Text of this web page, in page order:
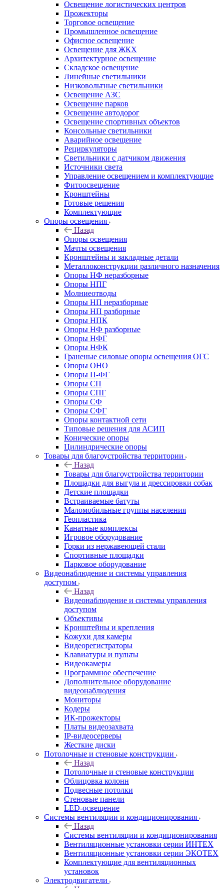
Освещение логистических центров
Прожекторы
Торговое освещение
Промышленное освещение
Офисное освещение
Освещение для ЖКХ
Архитектурное освещение
Складское освещение
Линейные светильники
Низковольтные светильники
Освещение АЗС
Освещение парков
Освещение автодорог
Освещение спортивных объектов
Консольные светильники
Аварийное освещение
Рециркуляторы
Светильники с датчиком движения
Источники света
Управление освещением и комплектующие
Фитоосвещение
Кронштейны
Готовые решения
Комплектующие
Опоры освещения
Назад
Опоры освещения
Мачты освещения
Кронштейны и закладные детали
Металлоконструкции различного назначения
Опоры НФ неразборные
Опоры НПГ
Молниеотводы
Опоры НП неразборные
Опоры НП разборные
Опоры НПК
Опоры НФ разборные
Опоры НФГ
Опоры НФК
Граненые силовые опоры освещения ОГС
Опоры ОНО
Опоры П-ФГ
Опоры СП
Опоры СПГ
Опоры СФ
Опоры СФГ
Опоры контактной сети
Типовые решения для АСИП
Конические опоры
Цилиндрические опоры
Товары для благоустройства территории
Назад
Товары для благоустройства территории
Площадки для выгула и дрессировки собак
Детские площадки
Встраиваемые батуты
Маломобильные группы населения
Геопластика
Канатные комплексы
Игровое оборудование
Горки из нержавеющей стали
Спортивные площадки
Парковое оборудование
Видеонаблюдение и системы управления
доступом
Назад
Видеонаблюдение и системы управления
доступом
Объективы
Кронштейны и крепления
Кожухи для камеры
Видеорегистраторы
Клавиатуры и пульты
Видеокамеры
Программное обеспечение
Дополнительное оборудование
видеонаблюдения
Мониторы
Кодеры
ИК-прожекторы
Платы видеозахвата
IP-видеосерверы
Жесткие диски
Потолочные и стеновые конструкции
Назад
Потолочные и стеновые конструкции
Облицовка колонн
Подвесные потолки
Стеновые панели
LED-освещение
Системы вентиляции и кондиционирования
Назад
Системы вентиляции и кондиционирования
Вентиляционные установки серии ИНТЕХ
Вентиляционные установки серии ЭКОТЕХ
Комплектующие для вентиляционных
установок
Электродвигатели